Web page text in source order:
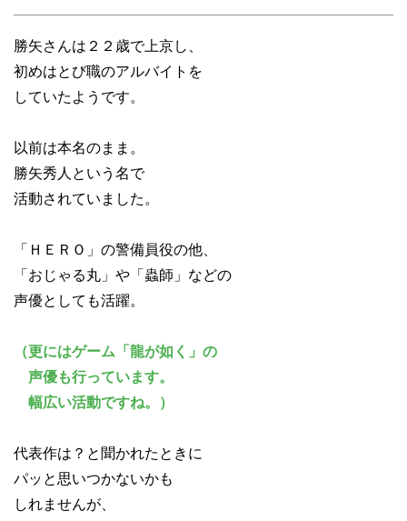
勝矢さんは２２歳で上京し、
初めはとび職のアルバイトを
していたようです。
以前は本名のまま。
勝矢秀人という名で
活動されていました。
「ＨＥＲＯ」の警備員役の他、
「おじゃる丸」や「蟲師」などの
声優としても活躍。
（更にはゲーム「龍が如く」の
声優も行っています。
幅広い活動ですね。）
代表作は？と聞かれたときに
パッと思いつかないかも
しれませんが、